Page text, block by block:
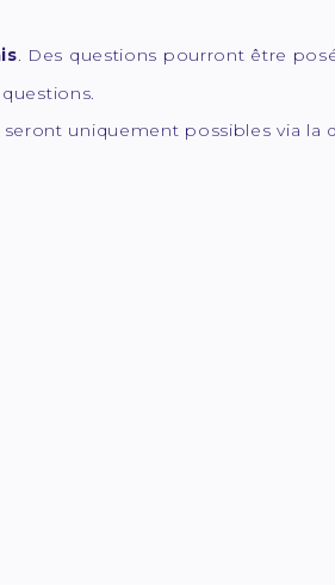
. Des questions pourront être
uniquement possibles via la